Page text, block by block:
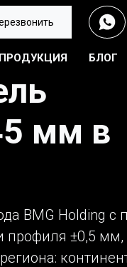
ПРОДУКЦИЯ БЛОГ
мм в
BMG Holding с
профиля ±0,5 мм,